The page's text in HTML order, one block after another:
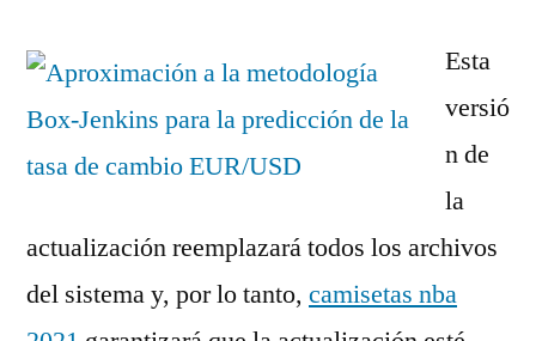
Esta
versió
n de
la
actualización reemplazará todos los archivos
del sistema y, por lo tanto, camisetas nba